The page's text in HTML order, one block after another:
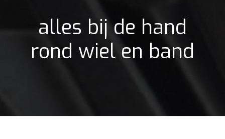
alles bij de hand
rond wiel en band